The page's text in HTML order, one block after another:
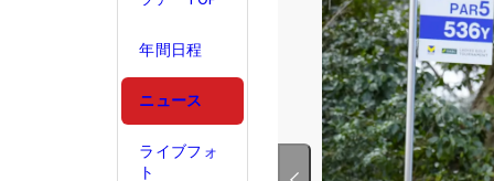
年間日程
ニュース
ライブフォ
ト